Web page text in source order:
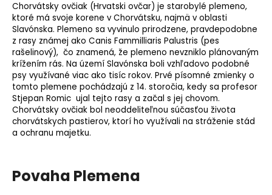
Chorvátsky ovčiak (Hrvatski ovčar) je starobylé plemeno,
ktoré má svoje korene v Chorvátsku, najmä v oblasti
Slavónska. Plemeno sa vyvinulo prirodzene, pravdepodobne
z rasy známej ako Canis Fammilliaris Palustris (pes
rašelinový), čo znamená, že plemeno nevzniklo plánovaným
krížením rás. Na území Slavónska boli vzhľadovo podobné
psy využívané viac ako tisíc rokov. Prvé písomné zmienky o
tomto plemene pochádzajú z 14. storočia, kedy sa profesor
Stjepan Romic ujal tejto rasy a začal s jej chovom.
Chorvátsky ovčiak bol neoddeliteľnou súčasťou života
chorvátskych pastierov, ktorí ho využívali na stráženie stád
a ochranu majetku.
Povaha Plemena
a
m
e